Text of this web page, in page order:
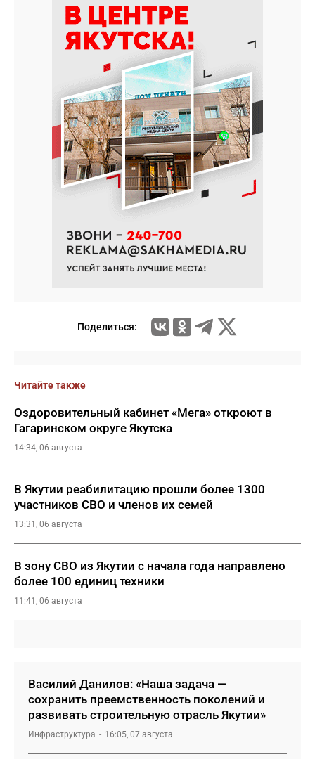
Поделиться:
Читайте также
Оздоровительный кабинет «Мега» откроют в
Гагаринском округе Якутска
14:34, 06 августа
В Якутии реабилитацию прошли более 1300
участников СВО и членов их семей
13:31, 06 августа
В зону СВО из Якутии с начала года направлено
более 100 единиц техники
11:41, 06 августа
Василий Данилов: «Наша задача —
сохранить преемственность поколений и
развивать строительную отрасль Якутии»
Инфраструктура 16:05, 07 августа